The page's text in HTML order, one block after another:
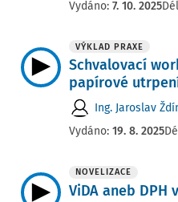
Vydáno: 7. 10. 2025
VÝKLAD PRAXE
Schvalovací
papírové
Ing. Jaroslav
Vydáno: 19. 8. 2025
NOVELIZACE
ViDA aneb